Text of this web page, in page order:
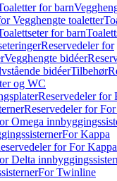
for barn
Vegghengte toaletter
for barn
Reservedeler for
Vegghengte bidéer
bidéerTilbehør
og WC
Reservedeler for
Reservedeler for
Omega
For Kappa
for For Kappa
Delta
For Twinline